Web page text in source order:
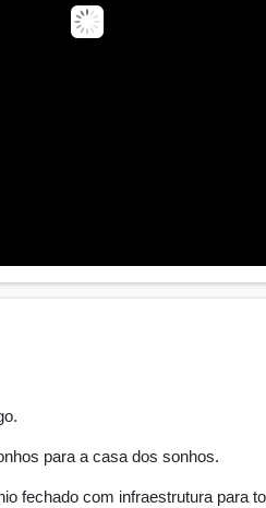
para a casa dos sonhos.
fechado com infraestrutura para